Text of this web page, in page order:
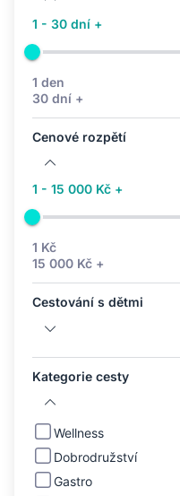
1 - 30 dní +
1 den
30 dní +
Cenové rozpětí
1 - 15 000 Kč +
1 Kč
15 000 Kč +
Cestování s dětmi
Kategorie cesty
Wellness
Dobrodružství
Gastro